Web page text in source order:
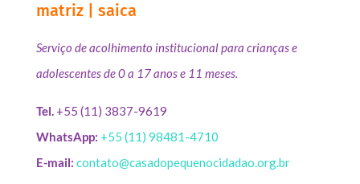
matriz | saica
Serviço de acolhimento institucional para crianças e
adolescentes de 0 a 17 anos e 11 meses.
Tel.+55 (11) 3837-9619
WhatsApp: +55 (11) 98481-4710
E-mail: contato@casadopequenocidadao.org.br